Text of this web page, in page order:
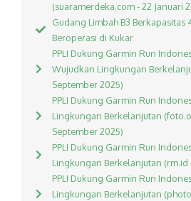
(suaramerdeka.com - 22 Januari
Gudang Limbah B3 Berkapasitas
Beroperasi di Kukar
PPLI Dukung Garmin Run
Wujudkan Lingkungan
September 2025)
PPLI Dukung Garmin Run
Lingkungan Berkelanjutan
September 2025)
PPLI Dukung Garmin Run
Lingkungan Berkelanjutan (rm.id
PPLI Dukung Garmin Run
Lingkungan Berkelanjutan